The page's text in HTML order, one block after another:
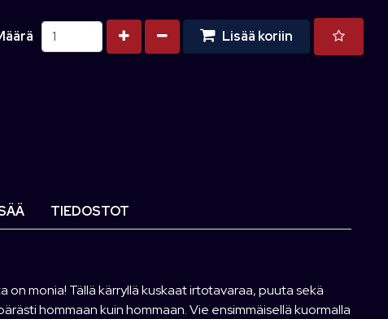
Kasvata määrää
Vähennä määrää
Lisää koriin
TIEDOSTOT
monia! Tällä kärryllä kuskaat irtotavaraa, puuta sekä
hommaan kuin hommaan. Vie ensimmäisellä kuormalla